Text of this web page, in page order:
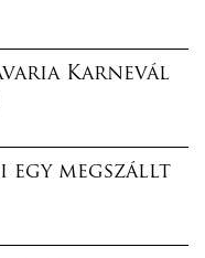
Karnevál
egy megszállt